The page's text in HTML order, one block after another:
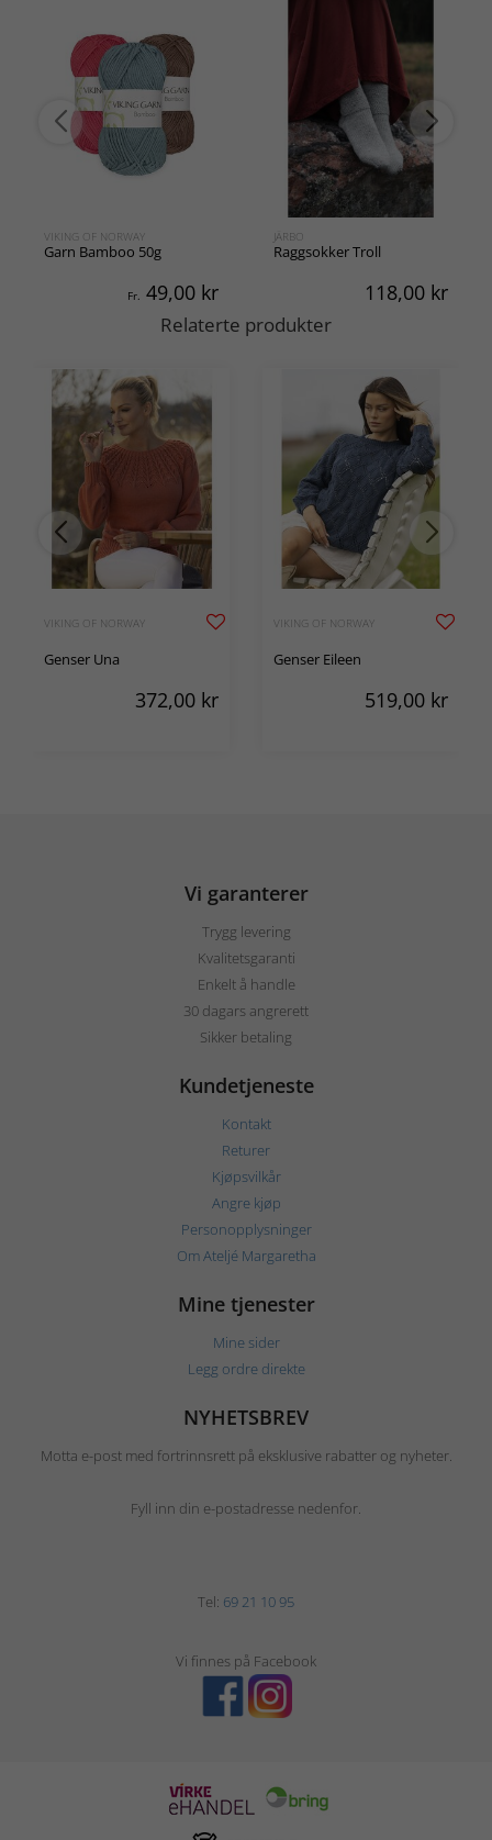
VIKING OF NORWAY
Garn Bamboo 50g
Fr. 49,00 kr
JÄRBO
Raggsokker Troll
118,00 kr
Relaterte produkter
VIKING OF NORWAY
Genser Una
372,00 kr
VIKING OF NORWAY
Genser Eileen
519,00 kr
Vi garanterer
Trygg levering
Kvalitetsgaranti
Enkelt å handle
30 dagars angrerett
Sikker betaling
Kundetjeneste
Kontakt
Returer
Kjøpsvilkår
Angre kjøp
Personopplysninger
Om Ateljé Margaretha
Mine tjenester
Mine sider
Legg ordre direkte
NYHETSBREV
Motta e-post med fortrinnsrett på eksklusive rabatter og nyheter.
Fyll inn din e-postadresse nedenfor.
Tel: 69 21 10 95
Vi finnes på Facebook